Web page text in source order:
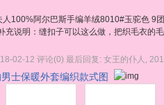
人100%阿尔巴斯手编羊绒8010#玉驼色 9
充说明：缝扣子可以这么做，把织毛衣的
02-12 评论(0) 最后回复: 女王的仆人
士保暖外套编织款式图